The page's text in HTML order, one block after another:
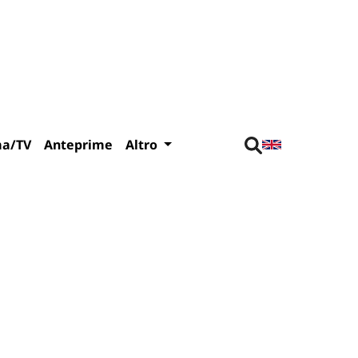
TV Anteprime Altro